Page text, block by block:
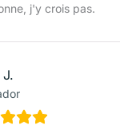
j'y crois pas.